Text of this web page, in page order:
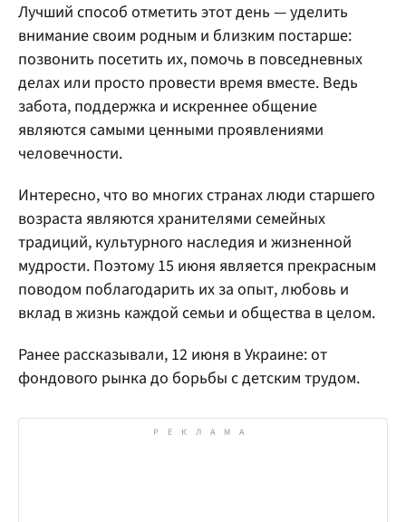
Лучший способ отметить этот день — уделить
внимание своим родным и близким постарше:
позвонить посетить их, помочь в повседневных
делах или просто провести время вместе. Ведь
забота, поддержка и искреннее общение
являются самыми ценными проявлениями
человечности.
Интересно, что во многих странах люди старшего
возраста являются хранителями семейных
традиций, культурного наследия и жизненной
мудрости. Поэтому 15 июня является прекрасным
поводом поблагодарить их за опыт, любовь и
вклад в жизнь каждой семьи и общества в целом.
Ранее рассказывали, 12 июня в Украине: от
фондового рынка до борьбы с детским трудом.